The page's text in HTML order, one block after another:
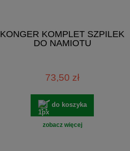
KONGER KOMPLET SZPILEK
DO NAMIOTU
73,50 zł
do koszyka
zobacz więcej